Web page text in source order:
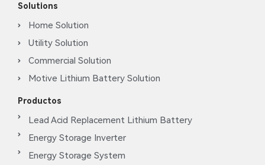
Solutions
Home Solution
Utility Solution
Commercial Solution
Motive Lithium Battery Solution
Productos
Lead Acid Replacement Lithium Battery
Energy Storage Inverter
Energy Storage System